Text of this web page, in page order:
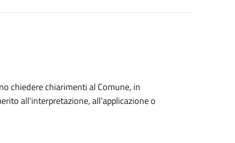
chiedere chiarimenti al Comune, in
all'interpretazione, all’applicazione o